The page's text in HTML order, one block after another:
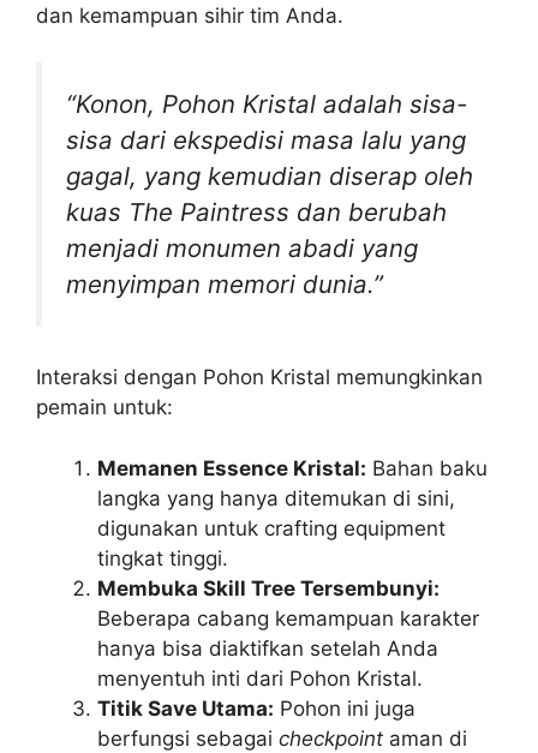
dan kemampuan sihir tim Anda.
“Konon, Pohon Kristal adalah sisa-
sisa dari ekspedisi masa lalu yang
gagal, yang kemudian diserap oleh
kuas The Paintress dan berubah
menjadi monumen abadi yang
menyimpan memori dunia.”
Interaksi dengan Pohon Kristal memungkinkan
pemain untuk:
Memanen Essence Kristal: Bahan baku
langka yang hanya ditemukan di sini,
digunakan untuk crafting equipment
tingkat tinggi.
Membuka Skill Tree Tersembunyi:
Beberapa cabang kemampuan karakter
hanya bisa diaktifkan setelah Anda
menyentuh inti dari Pohon Kristal.
Titik Save Utama: Pohon ini juga
berfungsi sebagai checkpoint aman di